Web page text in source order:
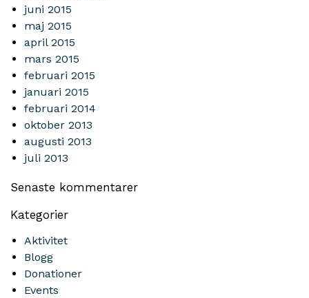
juni 2015
maj 2015
april 2015
mars 2015
februari 2015
januari 2015
februari 2014
oktober 2013
augusti 2013
juli 2013
Senaste kommentarer
Kategorier
Aktivitet
Blogg
Donationer
Events